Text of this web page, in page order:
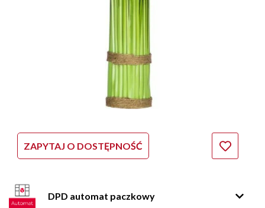
ZAPYTAJ O DOSTĘPNOŚĆ
DPD automat paczkowy